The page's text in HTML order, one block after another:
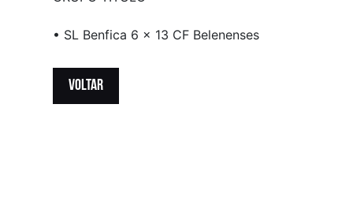
• SL Benfica 6 x 13 CF Belenenses
VOLTAR